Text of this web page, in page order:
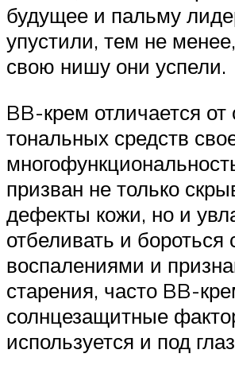
будущее и пальму
упустили, тем не
свою нишу они успели.
BB-крем отличается
тональных средств
призван не только
дефекты кожи, но и
отбеливать и бороться
воспалениями и
старения, часто BB-
солнцезащитные
используется и под